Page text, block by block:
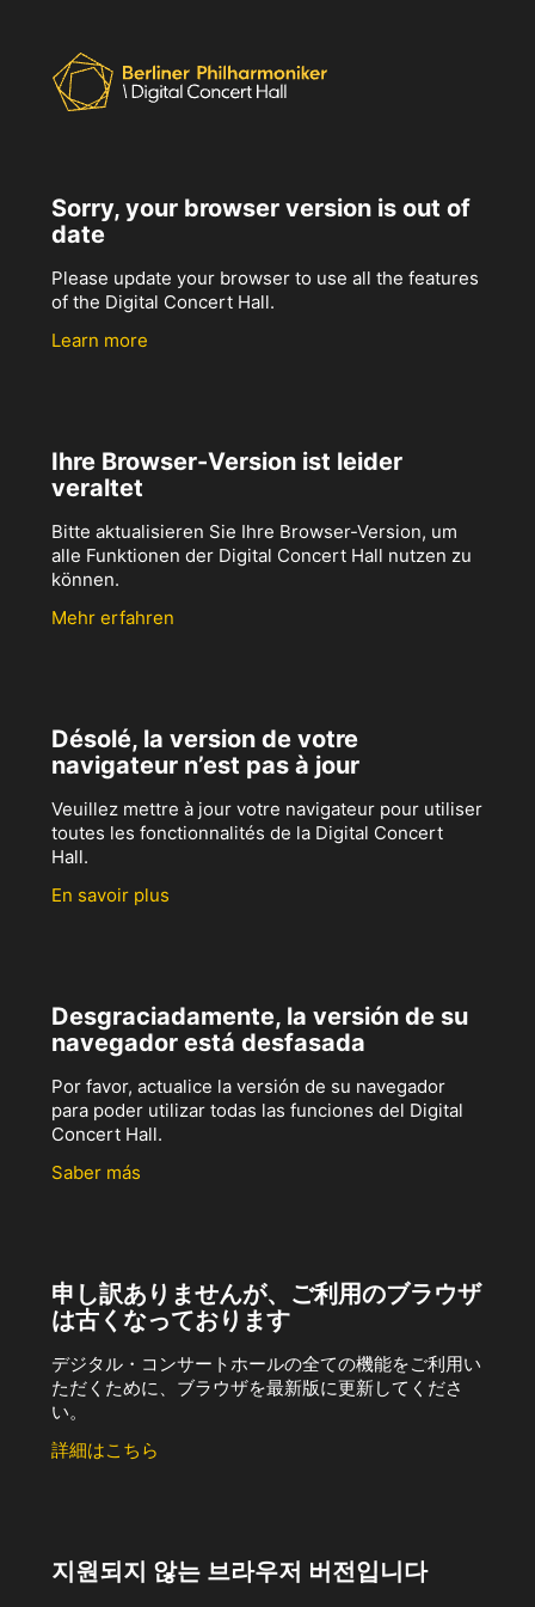
Sorry, your browser version is out of
date
Please update your browser to use all the features
of the Digital Concert Hall.
Learn more
Ihre Browser-Version ist leider
veraltet
Bitte aktualisieren Sie Ihre Browser-Version, um
alle Funktionen der Digital Concert Hall nutzen zu
können.
Mehr erfahren
Désolé, la version de votre
navigateur n’est pas à jour
Veuillez mettre à jour votre navigateur pour utiliser
toutes les fonctionnalités de la Digital Concert
Hall.
En savoir plus
Desgraciadamente, la versión de su
navegador está desfasada
Por favor, actualice la versión de su navegador
para poder utilizar todas las funciones del Digital
Concert Hall.
Saber más
申し訳ありませんが、ご利用のブラウザ
は古くなっております
デジタル・コンサートホールの全ての機能をご利用い
ただくために、ブラウザを最新版に更新してくださ
い。
詳細はこちら
지원되지 않는 브라우저 버전입니다